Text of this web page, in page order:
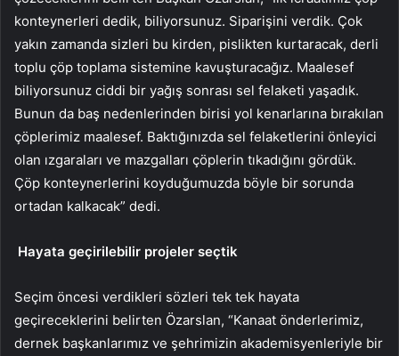
konteynerleri dedik, biliyorsunuz. Siparişini verdik. Çok
yakın zamanda sizleri bu kirden, pislikten kurtaracak, derli
toplu çöp toplama sistemine kavuşturacağız. Maalesef
biliyorsunuz ciddi bir yağış sonrası sel felaketi yaşadık.
Bunun da baş nedenlerinden birisi yol kenarlarına bırakılan
çöplerimiz maalesef. Baktığınızda sel felaketlerini önleyici
olan ızgaraları ve mazgalları çöplerin tıkadığını gördük.
Çöp konteynerlerini koyduğumuzda böyle bir sorunda
ortadan kalkacak” dedi.
Hayata geçirilebilir projeler seçtik
Seçim öncesi verdikleri sözleri tek tek hayata
geçireceklerini belirten Özarslan, “Kanaat önderlerimiz,
dernek başkanlarımız ve şehrimizin akademisyenleriyle bir